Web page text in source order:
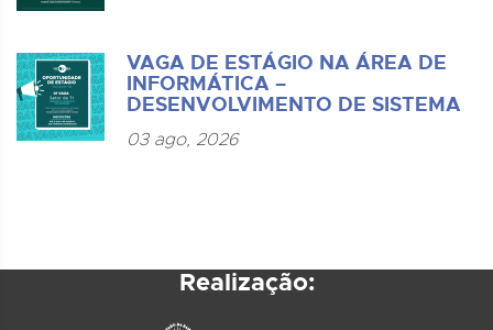
VAGA DE ESTÁGIO NA ÁREA DE
INFORMÁTICA –
DESENVOLVIMENTO DE SISTEMA
03 ago, 2026
Realização: